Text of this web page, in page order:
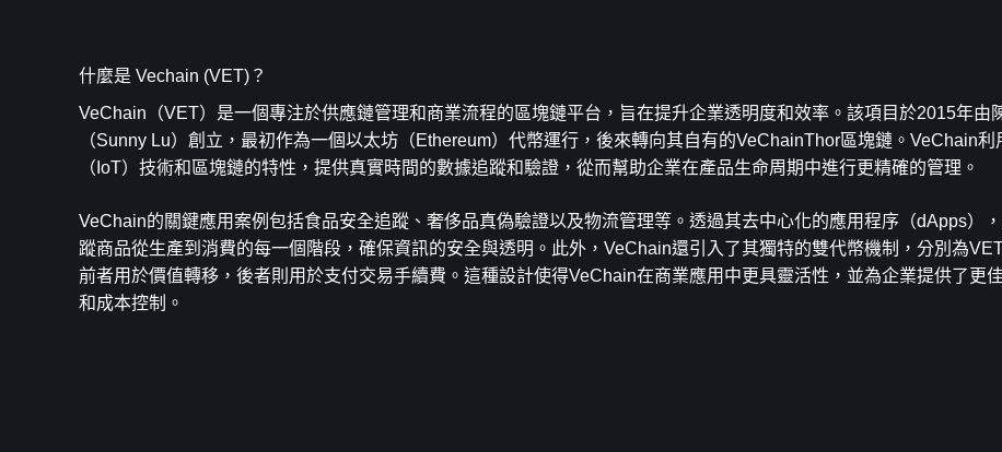
什麼是 Vechain (VET)？
VeChain（VET）是一個專注於供應鏈管理和商業流程的區塊鏈平台，旨在提升企業透明度和效率。該項目於2015年由
（Sunny Lu）創立，最初作為一個以太坊（Ethereum）代幣運行，後來轉向其自有的VeChainThor區塊鏈。VeChain利
（IoT）技術和區塊鏈的特性，提供真實時間的數據追蹤和驗證，從而幫助企業在產品生命周期中進行更精確的管理。
VeChain的關鍵應用案例包括食品安全追蹤、奢侈品真偽驗證以及物流管理等。透過其去中心化的應用程序（dApps）
蹤商品從生產到消費的每一個階段，確保資訊的安全與透明。此外，VeChain還引入了其獨特的雙代幣機制，分別為
前者用於價值轉移，後者則用於支付交易手續費。這種設計使得VeChain在商業應用中更具靈活性，並為企業提供了更
和成本控制。